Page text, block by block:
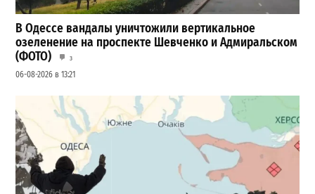
В Одессе вандалы уничтожили вертикальное
озеленение на проспекте Шевченко и Адмиральском
(ФОТО)
3
06-08-2026 в 13:21